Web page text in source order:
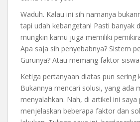
Waduh. Kalau ini sih namanya
tapi udah kebangetan! Pasti banyak
mungkin kamu juga memiliki
Apa saja sih penyebabnya? Sistem
Gurunya? Atau memang faktor
Ketiga pertanyaan diatas pun sering
Bukannya mencari solusi, yang ada
menyalahkan. Nah, di artikel ini saya
menjelaskan beberapa faktor dan